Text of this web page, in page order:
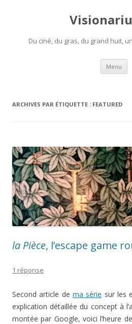
Du ciné, du gras, du grand huit,
Menu
ARCHIVES PAR ÉTIQUETTE : FEATURED
la Pièce, l’escape game
1 réponse
Second article de ma série sur les
explication détaillée du concept à
montée par Google, voici l’heure